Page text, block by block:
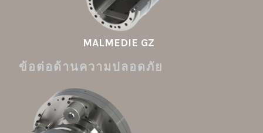
MALMEDIE GZ
ข้อต่อด้านความปลอดภัย